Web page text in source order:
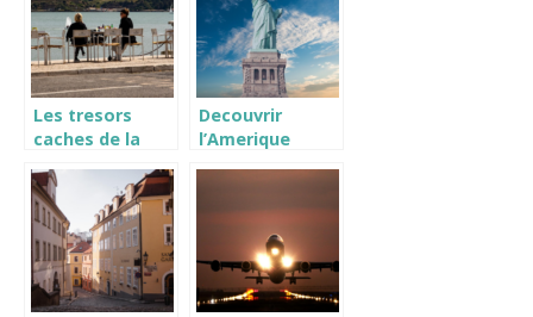
Les tresors
caches de la
bord de mer
Decouvrir
l’Amerique
Voyage Etats-
Unis, circuit et